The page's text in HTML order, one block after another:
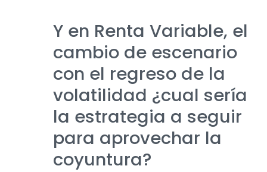
Y en Renta Variable, el
cambio de escenario
con el regreso de la
volatilidad ¿cual sería
la estrategia a seguir
para aprovechar la
coyuntura?